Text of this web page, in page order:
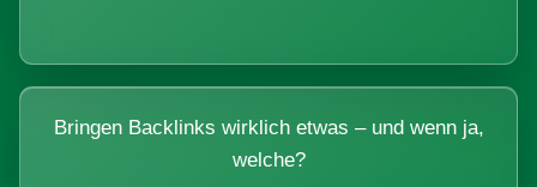
Bringen Backlinks wirklich etwas – und wenn ja,
welche?